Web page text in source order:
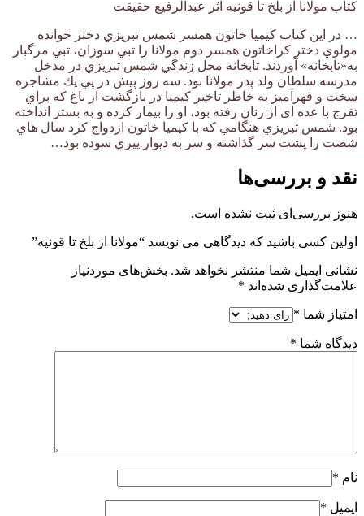
کتاب مولانا از بلخ تا قونیه اثر عبدالرفیع حقیقت
… در این کتاب كيميا خاتون همسر شمس تبريزي دختر خوانده
مولوي دختر كراخاتون همسر دوم مولانا را تبي سوزان، تبي مرگبار
به«تابخانه» آوردند. تابخانه محل زندگي شمس تبريزي در مدخل
مدرسه سلطان ولد پدر مولانا بود. سه روز پيش در پي يك مشاجره
سخت و قهرآميز به خاطر تاخير كيميا در بازگشت از باغ كه براي
تفرج با عده اي از زنان رفته بود، او را بيمار كرده و به بستر انداخته
بود. شمس تبريزي هنگامي كه با كيميا خاتون ازدواج كرد سال هاي
شصت را پشت سر گذاشته و سر به ديوار پيري سوده بود…
نقد و بررسی‌ها
هنوز بررسی‌ای ثبت نشده است.
اولین کسی باشید که دیدگاهی می نویسد “مولانا از بلخ تا قونیه”
نشانی ایمیل شما منتشر نخواهد شد. بخش‌های موردنیاز
علامت‌گذاری شده‌اند *
امتیاز شما *
دیدگاه شما *
نام *
ایمیل *